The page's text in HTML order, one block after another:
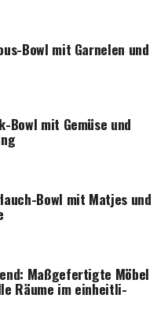
Bowl mit Gar­ne­len und
Bowl mit Gemü­se und
Bowl mit Mat­jes und
Maß­ge­fer­tig­te Möbel
Räu­me im ein­heit­li­